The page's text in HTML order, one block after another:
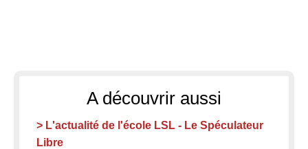
A découvrir aussi
> L'actualité de l'école LSL - Le Spéculateur
Libre